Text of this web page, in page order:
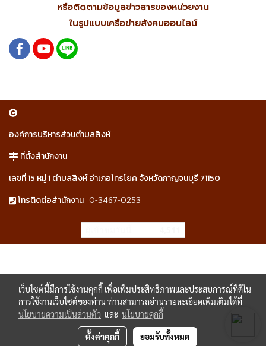
หรือติดตามข้อมูลข่าวสารของหน่วยงาน
ในรูปแบบเครือข่ายสังคมออนไลน์
องค์การบริหารส่วนตำบลสิงห์
ที่ตั้งสำนักงาน
เลขที่ 15 หมู่ 1 ตำบลสิงห์ อำเภอไทรโยค จังหวัดกาญจนบุรี 71150
โทรติดต่อสำนักงาน 0-3467-0253
เว็บไซต์นี้มีการใช้งานคุกกี้ เพื่อเพิ่มประสิทธิภาพและประสบการณ์ที่ดีใน
การใช้งานเว็บไซต์ของท่าน ท่านสามารถอ่านรายละเอียดเพิ่มเติมได้ที่
นโยบายความเป็นส่วนตัว และ นโยบายคุกกี้
ตั้งค่าคุกกี้ ยอมรับทั้งหมด